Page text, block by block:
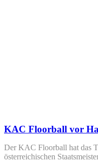
KAC Floorball vor
Der KAC Floorball hat das
österreichischen